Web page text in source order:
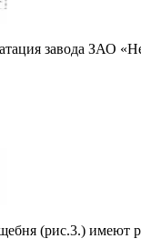
завода ЗАО
(рис.3.) имеют